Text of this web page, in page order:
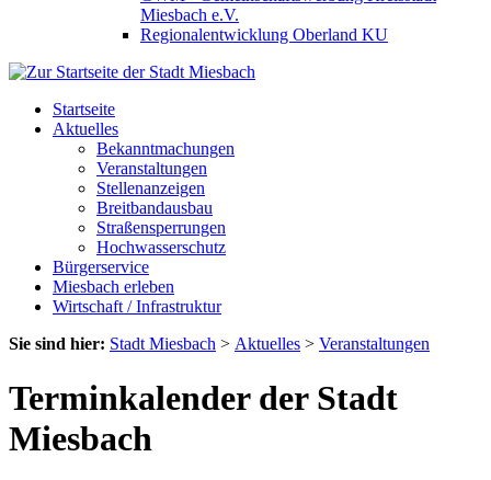
Miesbach e.V.
Regionalentwicklung Oberland KU
Startseite
Aktuelles
Bekanntmachungen
Veranstaltungen
Stellenanzeigen
Breitbandausbau
Straßensperrungen
Hochwasserschutz
Bürgerservice
Miesbach erleben
Wirtschaft / Infrastruktur
Sie sind hier: Stadt Miesbach > Aktuelles > Veranstaltungen
Terminkalender der Stadt
Miesbach